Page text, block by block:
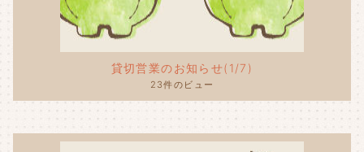
貸切営業のお知らせ(1/7)
23件のビュー